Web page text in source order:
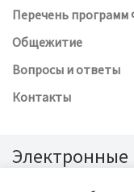
Перечень
Общежитие
Вопросы и ответы
Контакты
Электронные